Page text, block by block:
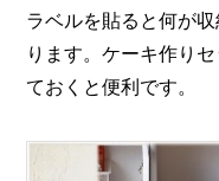
ラベルを貼ると何が
ります。ケーキ作り
ておくと便利です。